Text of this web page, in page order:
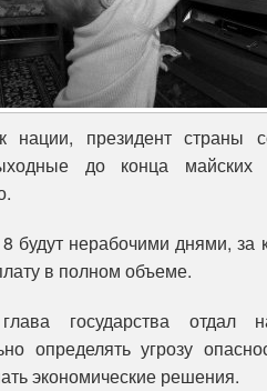
нации, президент страны
до конца
будут нерабочими днями,
в полном объеме.
государства отдал
определять угрозу
экономические решения.